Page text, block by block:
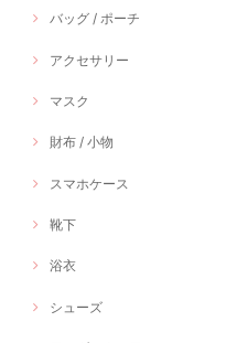
バッグ / ポーチ
アクセサリー
マスク
財布 / 小物
スマホケース
靴下
浴衣
シューズ